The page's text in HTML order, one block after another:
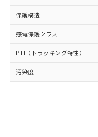
保護構造
感電保護クラス
PTI（トラッキング特性）
汚染度
オムロン制
点は「
販売
在庫状況お
事前の承諾
示しないよ
マイパーツ
但し、RoHS指令で産
適用除外項目は除く。
※2 対応予定月
部品在庫の切り
DEHP(フタル酸ビス
※2 環境保護使
「ｅ」：有害物質
「10」：通常の
当社は貴社
ル、化学兵
武器並びに
使用いたしま
当社は、貴
場合は、上
該第三者に
販売先およ
在庫な
たはお
機器販
空
受注生